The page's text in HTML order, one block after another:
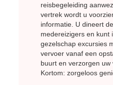
reisbegeleiding
vertrek wordt u
informatie. U dineert
medereizigers en kunt
gezelschap excursies
vervoer vanaf een
buurt en verzorgen uw
Kortom: zorgeloos